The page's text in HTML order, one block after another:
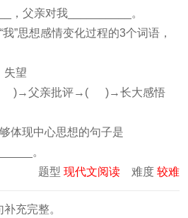
，父亲对我__________。
”思想感情变化过程的3个词语，
望
)→父亲批评→( )→长大感悟
体现中心思想的句子是
。
题型 现代文阅读 难度 较难
充完整。